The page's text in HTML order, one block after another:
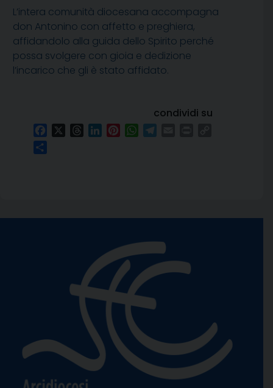
L’intera comunità diocesana accompagna
don Antonino con affetto e preghiera,
affidandolo alla guida dello Spirito perché
possa svolgere con gioia e dedizione
l’incarico che gli è stato affidato.
condividi su
FacebookThreadsLinkedInPinterestWhatsApp